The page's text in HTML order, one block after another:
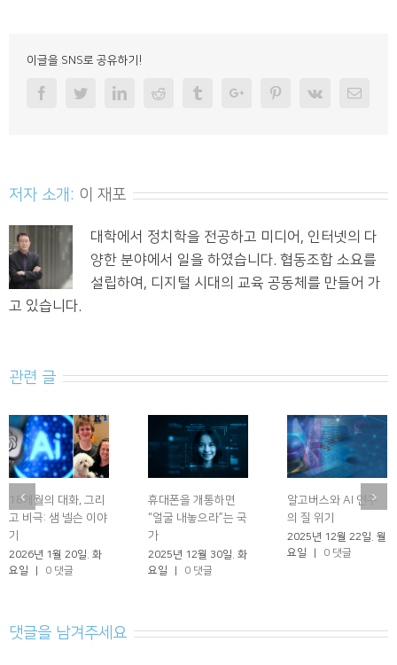
이글을 SNS로 공유하기!
FacebookTwitterLinkedinReddit TumblrGoogleplusPinterest
Vk Email
저자 소개: 이 재포
대학에서 정치학을 전공하고 미디어, 인터넷의 다
양한 분야에서 일을 하였습니다. 협동조합 소요를
설립하여, 디지털 시대의 교육 공동체를 만들어 가
고 있습니다.
관련 글
18개월의 대화, 그리
고 비극: 샘 넬슨 이야
기
2026년 1월 20일. 화
요일
0 댓글
휴대폰을 개통하면
“얼굴 내놓으라”는 국
가
2025년 12월 30일. 화
요일
0 댓글
알고버스와 AI 연구
의 질 위기
2025년 12월 22일. 월
요일
0 댓글
댓글을 남겨주세요